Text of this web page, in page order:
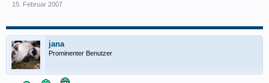
15. Februar 2007
jana
Prominenter Benutzer